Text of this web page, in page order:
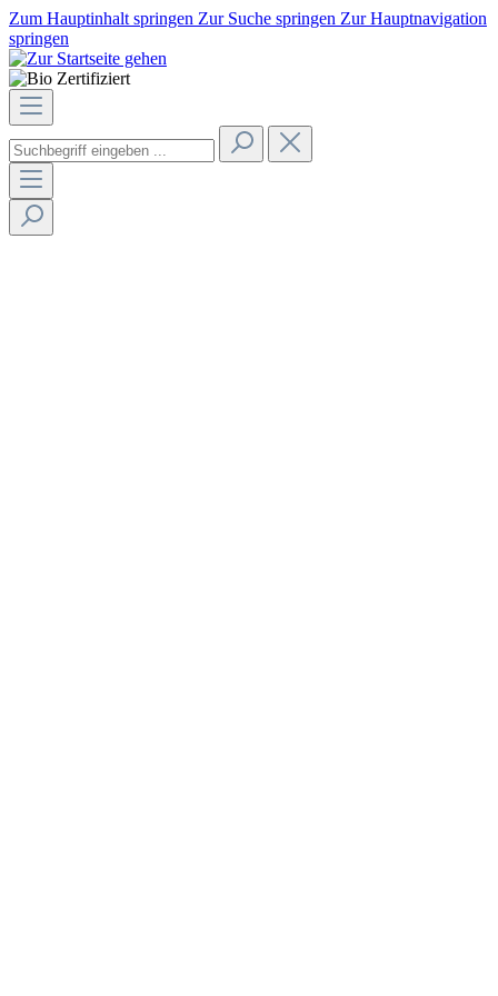
Zum Hauptinhalt springen Zur Suche springen Zur Hauptnavigation
springen